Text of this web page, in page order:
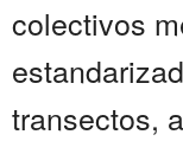
colectivos
transectos,